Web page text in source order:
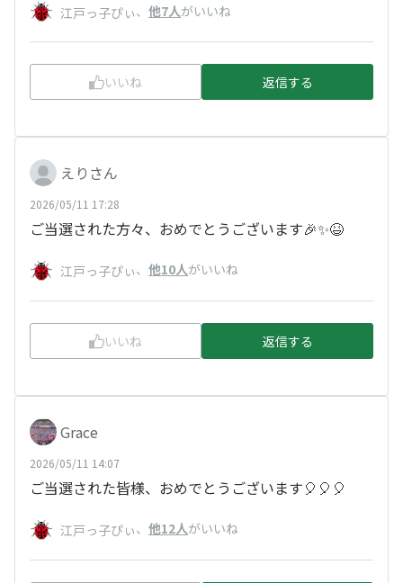
江戸っ子ぴぃ、 他7人がいいね
いいね 返信する
えりさん
2026/05/11 17:28
ご当選された方々、おめでとうございます🎉✨😆
江戸っ子ぴぃ、 他10人がいいね
いいね 返信する
Grace
2026/05/11 14:07
ご当選された皆様、おめでとうございます🎈🎈🎈
江戸っ子ぴぃ、 他12人がいいね